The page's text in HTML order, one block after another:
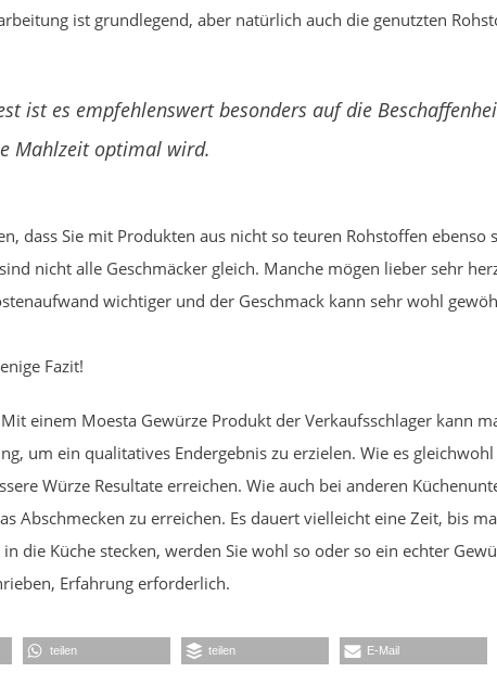
ist grundlegend, aber natürlich auch die genutzten
ist es empfehlenswert besonders auf die
Mahlzeit optimal wird.
dass Sie mit Produkten aus nicht so teuren Rohstoffen ebenso
nicht alle Geschmäcker gleich. Manche mögen lieber sehr
wichtiger und der Geschmack kann sehr wohl
Fazit!
einem Moesta Gewürze Produkt der Verkaufsschlager kann
um ein qualitatives Endergebnis zu erzielen. Wie es
Würze Resultate erreichen. Wie auch bei anderen
Abschmecken zu erreichen. Es dauert vielleicht eine Zeit, bis
die Küche stecken, werden Sie wohl so oder so ein echter
Erfahrung erforderlich.
teilen teilen E-Mail